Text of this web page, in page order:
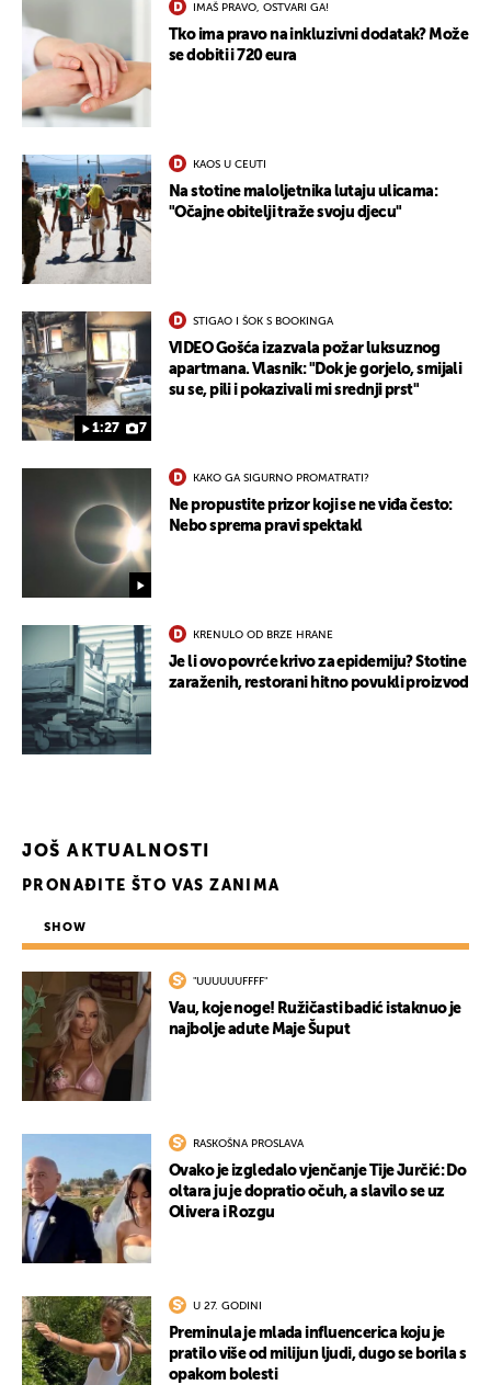
IMAŠ PRAVO, OSTVARI GA!
Tko ima pravo na inkluzivni dodatak? Može
se dobiti i 720 eura
KAOS U CEUTI
Na stotine maloljetnika lutaju ulicama:
"Očajne obitelji traže svoju djecu"
1:27 7
STIGAO I ŠOK S BOOKINGA
VIDEO Gošća izazvala požar luksuznog
apartmana. Vlasnik: "Dok je gorjelo, smijali
su se, pili i pokazivali mi srednji prst"
KAKO GA SIGURNO PROMATRATI?
Ne propustite prizor koji se ne viđa često:
Nebo sprema pravi spektakl
KRENULO OD BRZE HRANE
Je li ovo povrće krivo za epidemiju? Stotine
zaraženih, restorani hitno povukli proizvod
JOŠ AKTUALNOSTI
PRONAĐITE ŠTO VAS ZANIMA
SHOW
"UUUUUUFFFF"
Vau, koje noge! Ružičasti badić istaknuo je
najbolje adute Maje Šuput
RASKOŠNA PROSLAVA
Ovako je izgledalo vjenčanje Tije Jurčić: Do
oltara ju je dopratio očuh, a slavilo se uz
Olivera i Rozgu
U 27. GODINI
Preminula je mlada influencerica koju je
pratilo više od milijun ljudi, dugo se borila s
opakom bolesti
UKLJUČITE NOTIFIKACIJE